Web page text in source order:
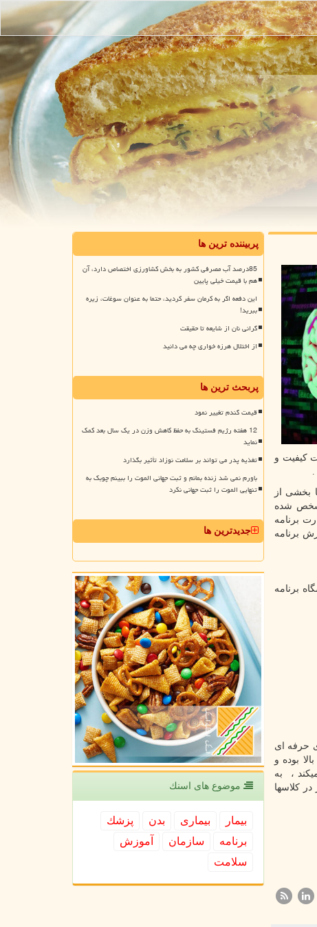
کیفیت و
.
بخشی از
مشخص شده
برنامه
برنامه
برنامه‌
حرفه ای
بوده و
، به
کلاسها
پربیننده ترین ها
85درصد آب مصرفی کشور به بخش کشاورزی اختصاص دارد، آن
هم با قیمت خیلی پایین
این دفعه اگر به کرمان سفر کردید، حتما به عنوان سوغات، زیره
ببرید!
گرانی نان از شایعه تا حقیقت
از اختلال هرزه خواری چه می دانید
پربحث ترین ها
قیمت گندم تغییر نمود
12 هفته رژیم فستینگ به حفظ کاهش وزن در یک سال بعد کمک
نماید
تغذیه پدر می تواند بر سلامت نوزاد تأثیر بگذارد
باورم نمی شد زنده بمانم و ثبت جهانی الموت را ببینم چوبک به
تنهایی الموت را ثبت جهانی نکرد
جدیدترین ها
موضوع های اسنك
بیمار بیماری بدن
پزشك
برنامه
سازمان
آموزش
سلامت